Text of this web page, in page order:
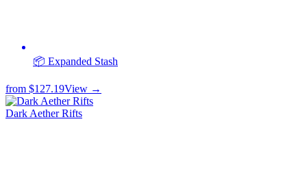
📦 Expanded Stash
from $127.19View →
Dark Aether Rifts